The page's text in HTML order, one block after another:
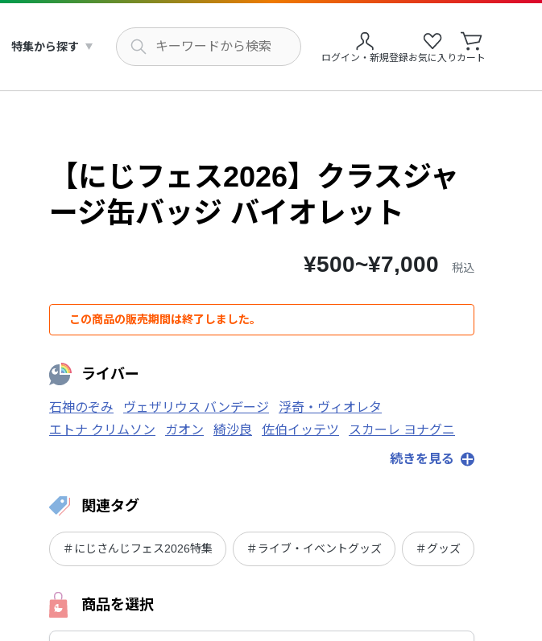
特集から探す
ログイン・新規登録お気に入り カート
【にじフェス2026】クラスジャ
ージ缶バッジ バイオレット
¥500~¥7,000 税込
この商品の販売期間は終了しました。
ライバー
石神のぞみ ヴェザリウス バンデージ
浮奇・ヴィオレタ
エトナ クリムソン
ガオン 綺沙良 佐伯イッテツ
スカーレ ヨナグニ
ミン スゥーハ
ラトナ・プティ
レイン・パターソン
ローレン・イロアス
渡会雲雀
続きを見る
関連タグ
＃にじさんじフェス2026特集 ＃ライブ・イベントグッズ ＃グッズ
商品を選択